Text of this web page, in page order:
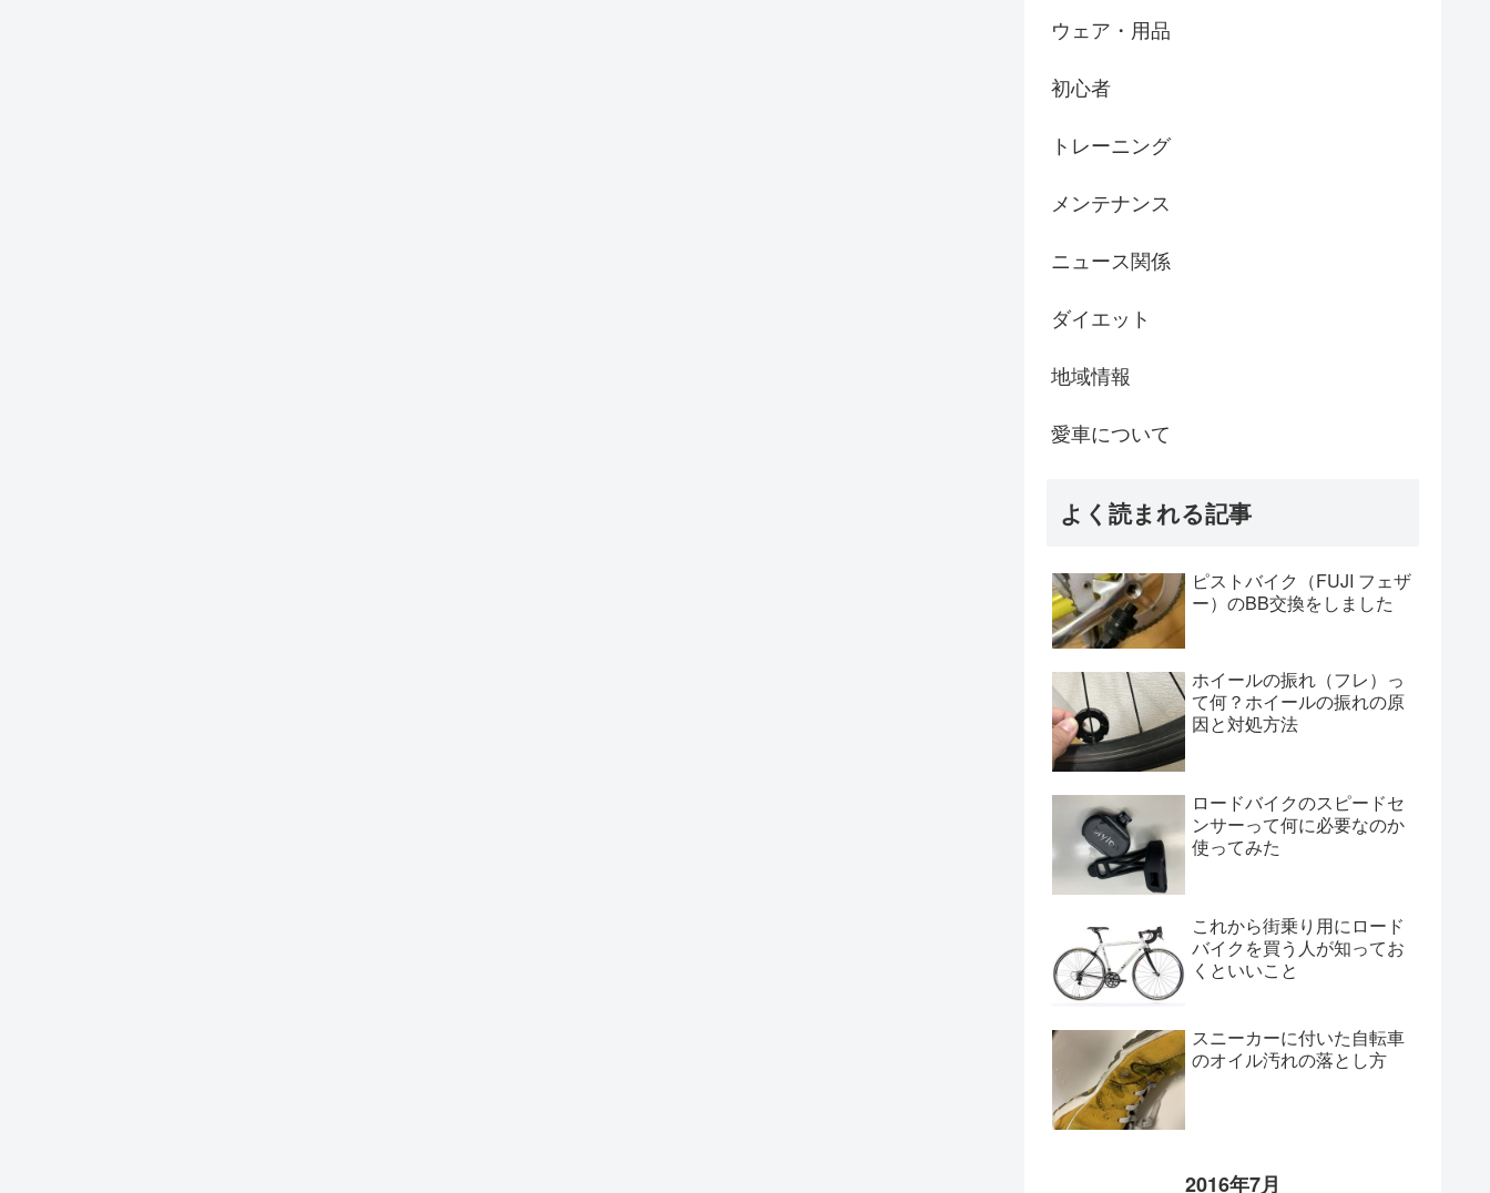
ウェア・用品
初心者
トレーニング
メンテナンス
ニュース関係
ダイエット
地域情報
愛車について
よく読まれる記事
ピストバイク（FUJI フェザ
ー）のBB交換をしました
ホイールの振れ（フレ）っ
て何？ホイールの振れの原
因と対処方法
ロードバイクのスピードセ
ンサーって何に必要なのか
使ってみた
これから街乗り用にロード
バイクを買う人が知ってお
くといいこと
スニーカーに付いた自転車
のオイル汚れの落とし方
2016年7月